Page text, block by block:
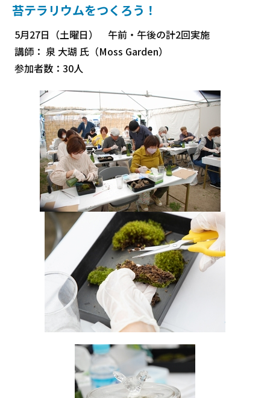
苔テラリウムをつくろう！
5月27日（土曜日） 午前・午後の計2回実施
講師： 泉 大瑚 氏（Moss Garden）
参加者数：30人